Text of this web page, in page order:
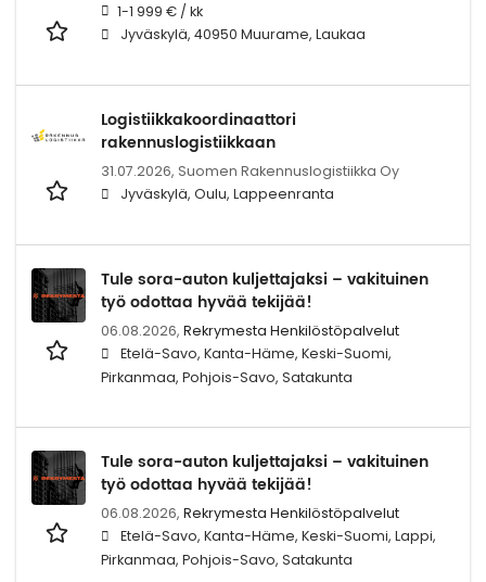
1-1 999 € / kk
Jyväskylä, 40950 Muurame, Laukaa
Logistiikkakoordinaattori
rakennuslogistiikkaan
31.07.2026, Suomen Rakennuslogistiikka Oy
Jyväskylä, Oulu, Lappeenranta
Tule sora-auton kuljettajaksi – vakituinen
työ odottaa hyvää tekijää!
06.08.2026, Rekrymesta Henkilöstöpalvelut
Etelä-Savo, Kanta-Häme, Keski-Suomi,
Pirkanmaa, Pohjois-Savo, Satakunta
Tule sora-auton kuljettajaksi – vakituinen
työ odottaa hyvää tekijää!
06.08.2026, Rekrymesta Henkilöstöpalvelut
Etelä-Savo, Kanta-Häme, Keski-Suomi, Lappi,
Pirkanmaa, Pohjois-Savo, Satakunta